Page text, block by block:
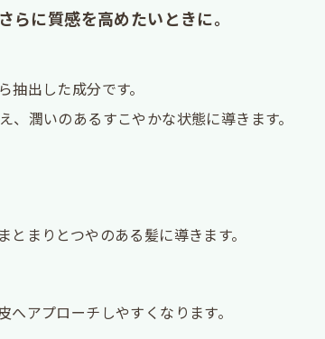
に質感を高めたいときに。
出した成分です。
潤いのあるすこやかな状態に導きます。
まりとつやのある髪に導きます。
アプローチしやすくなります。